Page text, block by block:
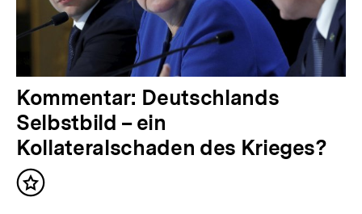
a
l
:
N
ä
c
h
s
Kommentar: Deutschlands
Selbstbild – ein
Kollateralschaden des Krieges?
Inhalt